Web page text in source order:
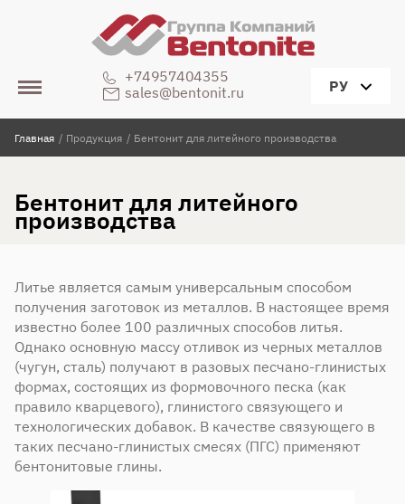
РУ
+74957404355
sales@bentonit.ru
Главная / Продукция / Бентонит для литейного производства
Бентонит для литейного
производства
Литье является самым универсальным способом
получения заготовок из металлов. В настоящее время
известно более 100 различных способов литья.
Однако основную массу отливок из черных металлов
(чугун, сталь) получают в разовых песчано-глинистых
формах, состоящих из формовочного песка (как
правило кварцевого), глинистого связующего и
технологических добавок. В качестве связующего в
таких песчано-глинистых смесях (ПГС) применяют
бентонитовые глины.